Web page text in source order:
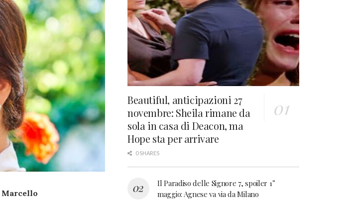
Marcello
Beautiful, anticipazioni 27
novembre: Sheila rimane da
sola in casa di Deacon, ma
Hope sta per arrivare
0 SHARES
Il Paradiso delle Signore 7, spoiler 1°
maggio: Agnese va via da Milano